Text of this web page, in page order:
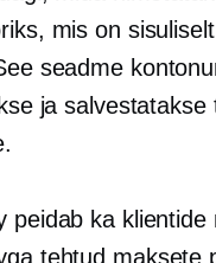
mis on
seadme
ja salvestatakse
peidab ka klientide
tehtud maksete